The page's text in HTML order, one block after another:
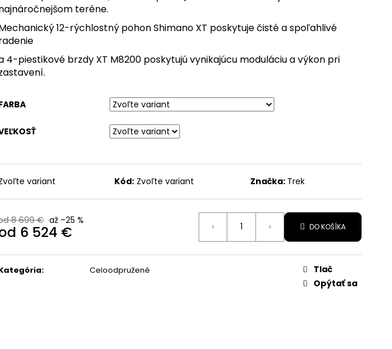
teréne.
12-rýchlostný pohon Shimano XT poskytuje čisté a spoľahlivé
4-piestikové brzdy XT M8200 poskytujú vynikajúcu moduláciu a výkon pri
variant Kód: Zvoľte variant Značka: Trek
8 699 € až –25 %
6 524 € DO KOŠÍKA
: Celoodpružené
Tlač
Opýtať sa
BICYKEL TREK SLASH 8
2 475 €
Pôvodne: